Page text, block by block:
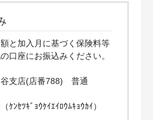
と加入月に基づく保険料等
口座にお振込みください。
支店(店番788) 普通
ﾝｾﾂｷﾞｮｳｹｲｴｲﾛｳﾑｷｮｳｶｲ）